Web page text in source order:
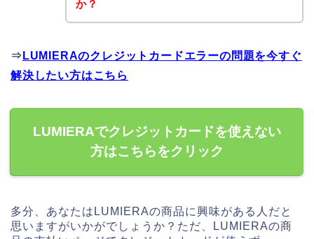
か？
⇒ LUMIERAのクレジットカードエラーの問題を今すぐ
解決したい方はこちら
LUMIERAでクレジットカードを使えない
方はこちらをクリック
多分、あなたはLUMIERAの商品に興味がある人だと
思いますがいかがでしょうか？ただ、LUMIERAの商